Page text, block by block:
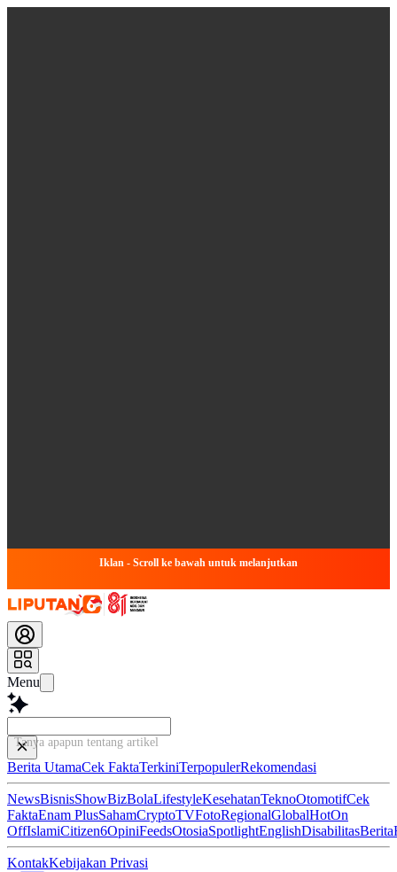
Iklan - Scroll ke bawah untuk melanjutkan
Menu
Tanya apapun tentang artikel ini...
Berita UtamaCek FaktaTerkiniTerpopulerRekomendasi
NewsBisnisShowBizBolaLifestyleKesehatanTeknoOtomotifCek
FaktaEnam PlusSahamCryptoTVFotoRegionalGlobalHotOn
OffIslamiCitizen6OpiniFeedsOtosiaSpotlightEnglishDisabilitasBerita
KontakKebijakan Privasi